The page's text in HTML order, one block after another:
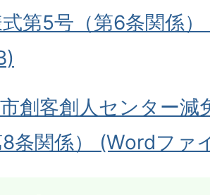
式第5号（第6条関係
創客創人センター減
条関係） (Wordファ